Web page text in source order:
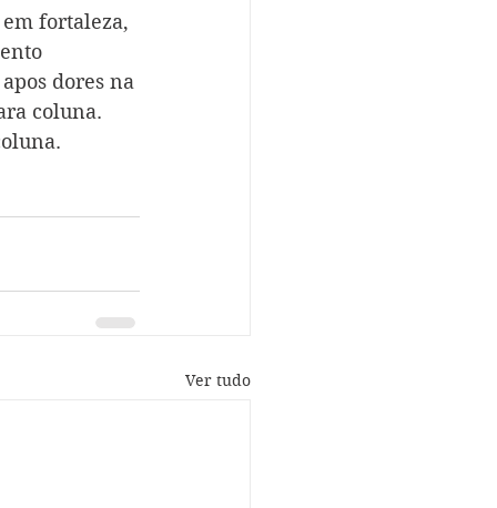
fortaleza,
dores na
coluna.
Ver tudo